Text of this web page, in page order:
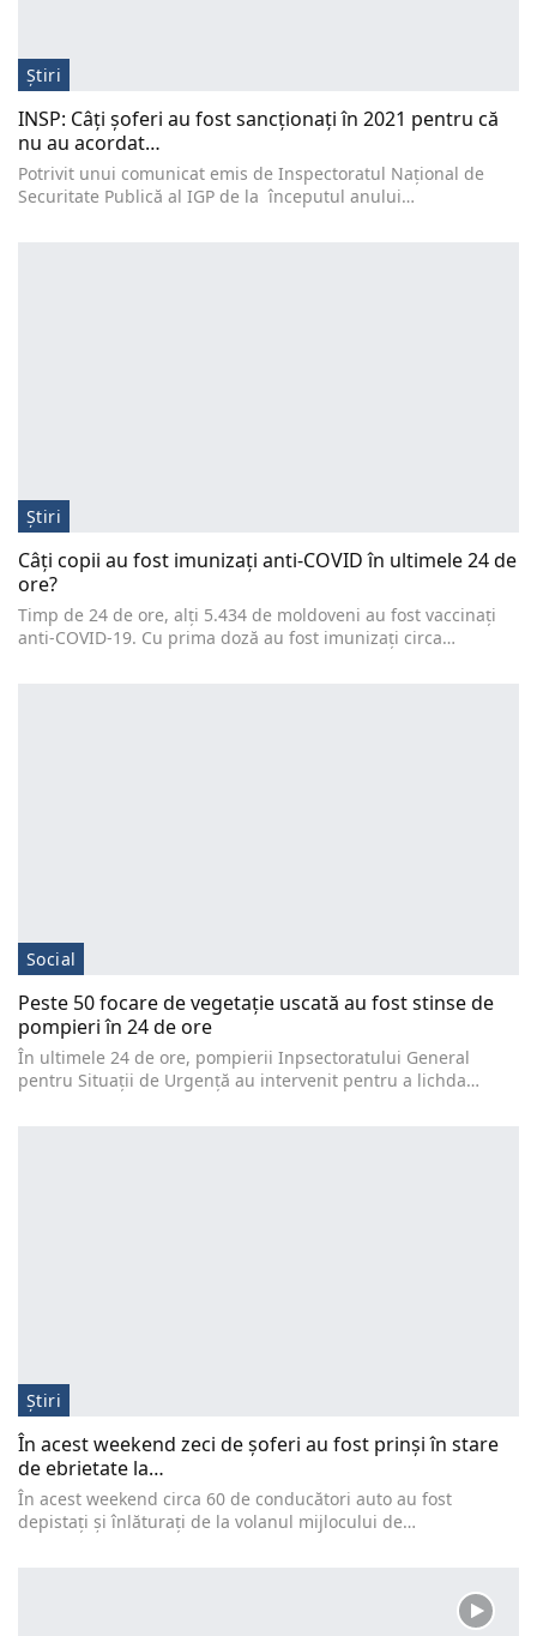
Știri
INSP: Câți șoferi au fost sancționați în 2021 pentru că
nu au acordat…
Potrivit unui comunicat emis de Inspectoratul Național de
Securitate Publică al IGP de la începutul anului…
Știri
Câți copii au fost imunizați anti-COVID în ultimele 24 de
ore?
Timp de 24 de ore, alți 5.434 de moldoveni au fost vaccinați
anti-COVID-19. Cu prima doză au fost imunizați circa…
Social
Peste 50 focare de vegetație uscată au fost stinse de
pompieri în 24 de ore
În ultimele 24 de ore, pompierii Inpsectoratului General
pentru Situații de Urgență au intervenit pentru a lichda…
Știri
În acest weekend zeci de șoferi au fost prinși în stare
de ebrietate la…
În acest weekend circa 60 de conducători auto au fost
depistați și înlăturați de la volanul mijlocului de…